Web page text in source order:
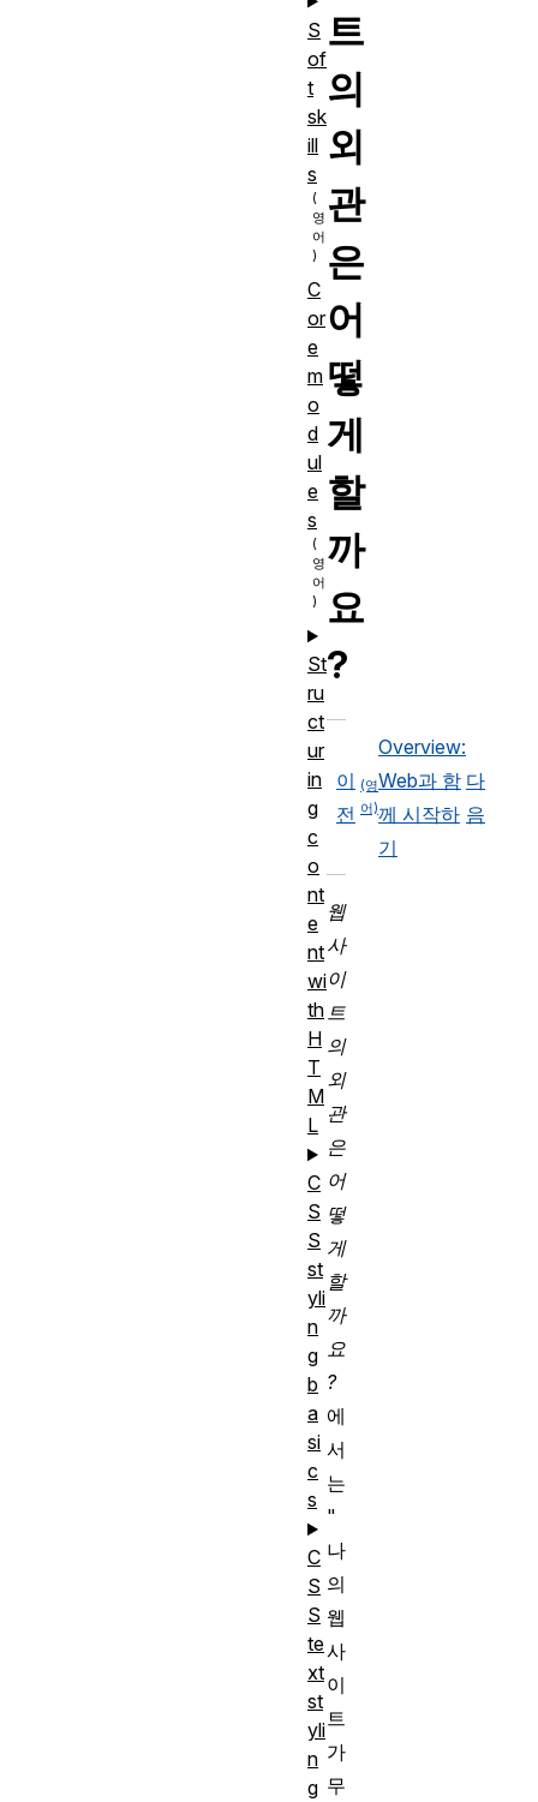
트
의
외
관
은
어
떻
게
할
까
요
?
이
전
Overview:
Web과 함
께 시작하
기
다
음
웹
사
이
트
의
외
관
은
어
떻
게
할
까
요
?
에
서
는
"
나
의
웹
사
이
트
가
무
S
of
t
sk
ill
s
C
or
e
m
o
d
ul
e
s
St
ru
ct
ur
in
g
c
o
nt
e
nt
wi
th
H
T
M
L
C
S
S
st
yli
n
g
b
a
si
c
s
C
S
S
te
xt
st
yli
n
g